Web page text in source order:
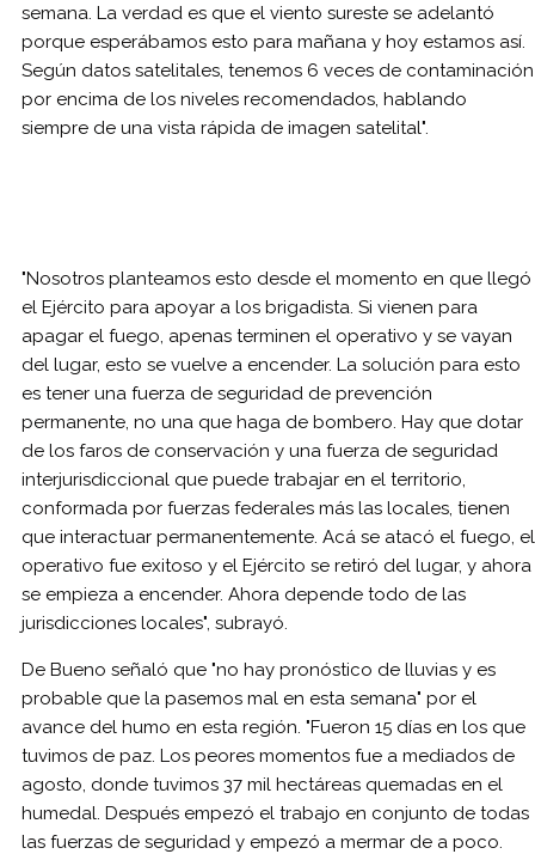
semana. La verdad es que el viento sureste se adelantó
porque esperábamos esto para mañana y hoy estamos así.
Según datos satelitales, tenemos 6 veces de contaminación
por encima de los niveles recomendados, hablando
siempre de una vista rápida de imagen satelital".
"Nosotros planteamos esto desde el momento en que llegó
el Ejército para apoyar a los brigadista. Si vienen para
apagar el fuego, apenas terminen el operativo y se vayan
del lugar, esto se vuelve a encender. La solución para esto
es tener una fuerza de seguridad de prevención
permanente, no una que haga de bombero. Hay que dotar
de los faros de conservación y una fuerza de seguridad
interjurisdiccional que puede trabajar en el territorio,
conformada por fuerzas federales más las locales, tienen
que interactuar permanentemente. Acá se atacó el fuego, el
operativo fue exitoso y el Ejército se retiró del lugar, y ahora
se empieza a encender. Ahora depende todo de las
jurisdicciones locales", subrayó.
De Bueno señaló que "no hay pronóstico de lluvias y es
probable que la pasemos mal en esta semana" por el
avance del humo en esta región. "Fueron 15 días en los que
tuvimos de paz. Los peores momentos fue a mediados de
agosto, donde tuvimos 37 mil hectáreas quemadas en el
humedal. Después empezó el trabajo en conjunto de todas
las fuerzas de seguridad y empezó a mermar de a poco.